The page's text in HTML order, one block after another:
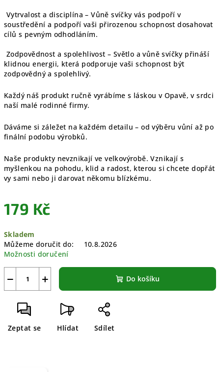
️ Vytrvalost a disciplína – Vůně svíčky vás podpoří v
soustředění a podpoří vaši přirozenou schopnost dosahovat
cílů s pevným odhodláním.
️ Zodpovědnost a spolehlivost – Světlo a vůně svíčky přináší
klidnou energii, která podporuje vaši schopnost být
zodpovědný a spolehlivý.
Každý náš produkt ručně vyrábíme s láskou v Opavě, v srdci
naší malé rodinné firmy.
Dáváme si záležet na každém detailu – od výběru vůní až po
finální podobu výrobků.
Naše produkty nevznikají ve velkovýrobě. Vznikají s
myšlenkou na pohodu, klid a radost, kterou si chcete dopřát
vy sami nebo ji darovat někomu blízkému.
179 Kč
cena:
Skladem
Můžeme doručit do:
10.8.2026
Možnosti doručení
+
− Do košíku
Zeptat se Hlídat Sdílet